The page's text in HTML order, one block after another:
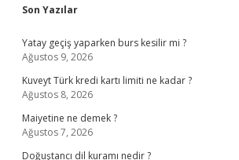
Sidebar
Son Yazılar
Yatay geçiş yaparken burs kesilir mi ?
Ağustos 9, 2026
Kuveyt Türk kredi kartı limiti ne kadar ?
Ağustos 8, 2026
Maiyetine ne demek ?
Ağustos 7, 2026
Doğuştancı dil kuramı nedir ?